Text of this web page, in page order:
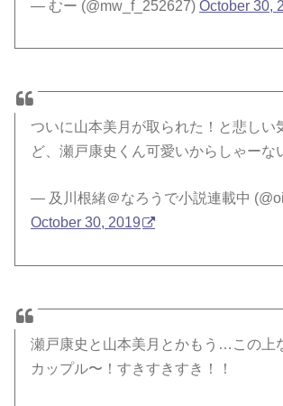
— むー (@mw_f_252627)October 30,
ついに山本美月が取られた！と悲しい
ど、瀬戸康史くん可愛いからしゃーな
— 及川根緒＠なろうで小説連載中
October 30, 2019
瀬戸康史と山本美月とかもう…この上
カップル〜！すきすきすき！！